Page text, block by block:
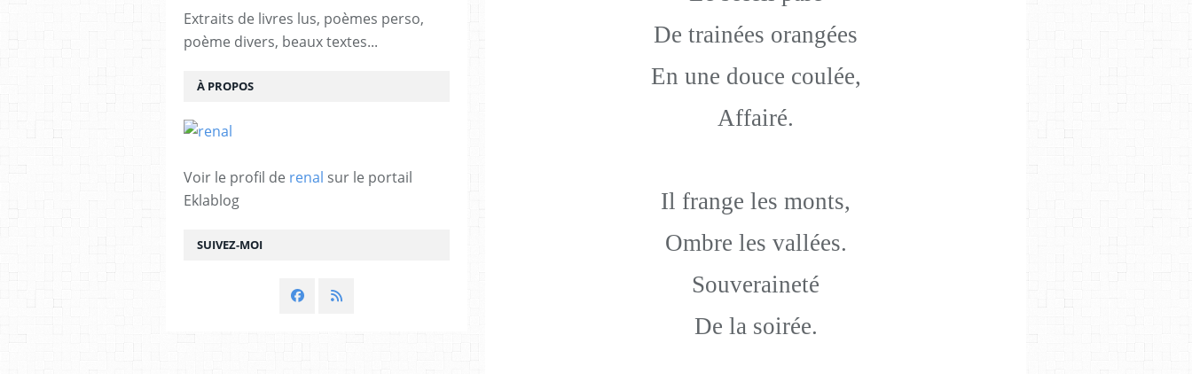
De trainées orangées
En une douce coulée,
Affairé.
Il frange les monts,
Ombre les vallées.
Souveraineté
De la soirée.
SUIVEZ-MOI
Extraits de livres lus, poèmes perso,
poème divers, beaux textes...
À PROPOS
Voir le profil de renal sur le portail
Eklablog